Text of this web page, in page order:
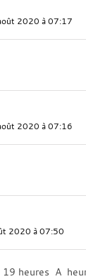
2020 à 07:17
2020 à 07:16
2020 à 07:50
heures A